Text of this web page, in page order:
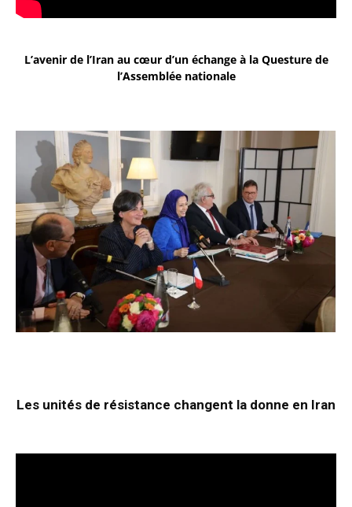
L’avenir de l’Iran au cœur d’un échange à la Questure de
l’Assemblée nationale
Les unités de résistance changent la donne en Iran